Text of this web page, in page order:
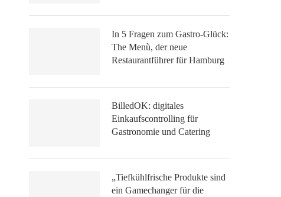
In 5 Fragen zum Gastro-Glück:
The Menù, der neue
Restaurantführer für Hamburg
BilledOK: digitales
Einkaufscontrolling für
Gastronomie und Catering
„Tiefkühlfrische Produkte sind
ein Gamechanger für die